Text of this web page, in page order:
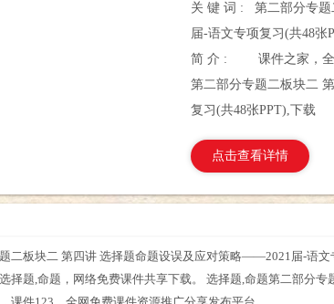
关 键 词 :
第二部分专
届-语文专项复习(共48张
简 介 :
课件之家，
第二部分专题二板块二
复习(共48张PPT),下载
点击查看详情
二板块二 第四讲 选择题命题设误及应对策略——2021届-语
择题,命题，网络免费课件共享下载。 选择题,命题第二部分